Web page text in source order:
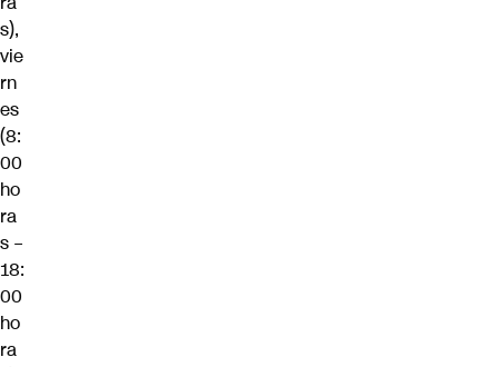
s),
vie
rn
es
(8:
00
ho
ra
s –
18:
00
ho
ra